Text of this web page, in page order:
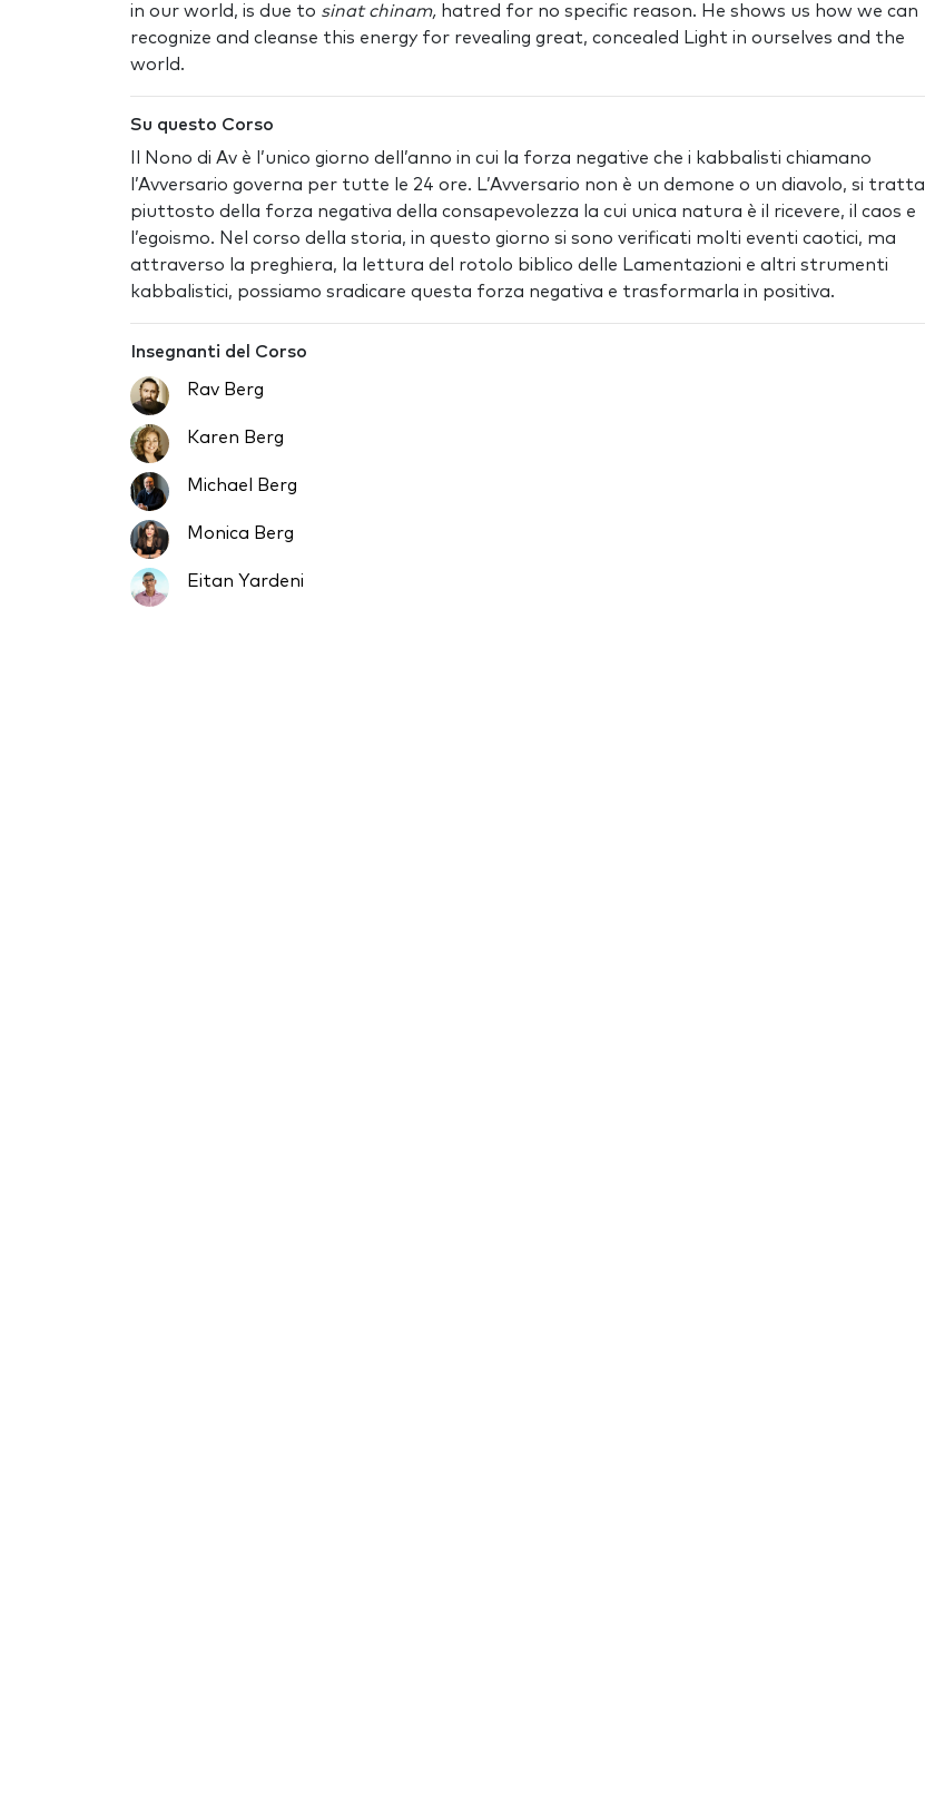
in our world, is due to sinat chinam, hatred for no specific reason. He shows us how we can
recognize and cleanse this energy for revealing great, concealed Light in ourselves and the
world.
Su questo Corso
Il Nono di Av è l’unico giorno dell’anno in cui la forza negative che i kabbalisti chiamano
l’Avversario governa per tutte le 24 ore. L’Avversario non è un demone o un diavolo, si tratta
piuttosto della forza negativa della consapevolezza la cui unica natura è il ricevere, il caos e
l’egoismo. Nel corso della storia, in questo giorno si sono verificati molti eventi caotici, ma
attraverso la preghiera, la lettura del rotolo biblico delle Lamentazioni e altri strumenti
kabbalistici, possiamo sradicare questa forza negativa e trasformarla in positiva.
Insegnanti del Corso
Rav Berg
Karen Berg
Michael Berg
Monica Berg
Eitan Yardeni